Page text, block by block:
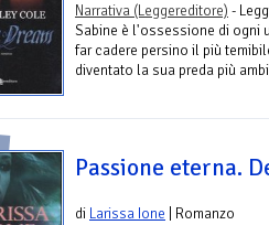
Narrativa (Leggereditore) -
Sabine è l'ossessione di ogni
far cadere persino il più
diventato la sua preda più
Passione eterna.
di Larissa Ione | Romanzo